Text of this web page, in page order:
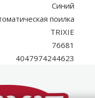
Синий
поилка
TRIXIE
76681
4047974244623